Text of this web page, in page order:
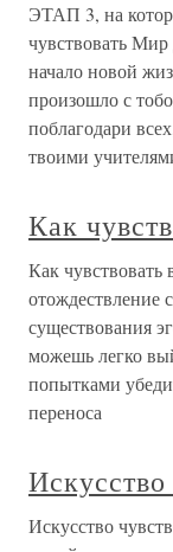
ЭТАП 3, на
чувствовать
начало новой
произошло с
поблагодари
твоими
Как
Как чувствовать
отождествление
существования
можешь легко
попытками
переноса
Искусство